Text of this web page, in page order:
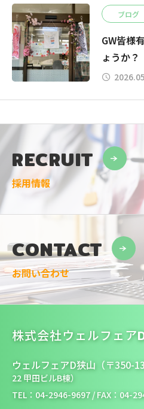
ブログ
GW皆様
ょうか？
RECRUIT
採用情報
CONTACT
お問い合わせ
株式会社ウェルフェア
ウェルフェアD狭山（〒350-
22 甲田ビルB棟）
TEL：04-2946-9697 / FAX：04-